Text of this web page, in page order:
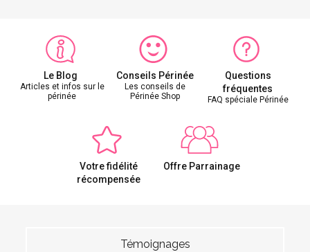
Le Blog
Articles et infos sur le
périnée
Conseils Périnée
Les conseils de
Périnée Shop
Questions
fréquentes
FAQ spéciale Périnée
Votre fidélité
récompensée
Offre Parrainage
Témoignages